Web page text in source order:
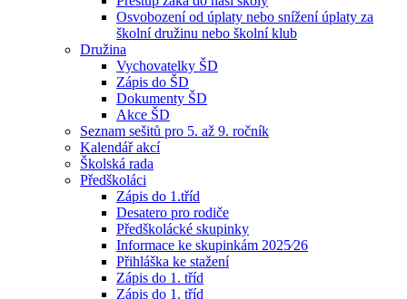
Osvobození od úplaty nebo snížení úplaty za
školní družinu nebo školní klub
Družina
Vychovatelky ŠD
Zápis do ŠD
Dokumenty ŠD
Akce ŠD
Seznam sešitů pro 5. až 9. ročník
Kalendář akcí
Školská rada
Předškoláci
Zápis do 1.tříd
Desatero pro rodiče
Předškolácké skupinky
Informace ke skupinkám 2025⁄26
Přihláška ke stažení
Zápis do 1. tříd
Zápis do 1. tříd